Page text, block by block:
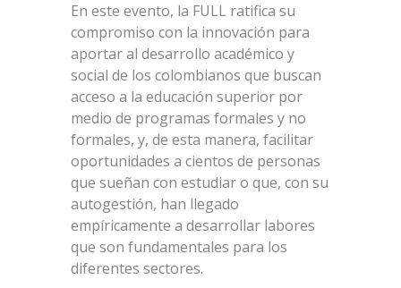
En este evento, la FULL ratifica su
compromiso con la innovación para
aportar al desarrollo académico y
social de los colombianos que buscan
acceso a la educación superior por
medio de programas formales y no
formales, y, de esta manera, facilitar
oportunidades a cientos de personas
que sueñan con estudiar o que, con su
autogestión, han llegado
empíricamente a desarrollar labores
que son fundamentales para los
diferentes sectores.